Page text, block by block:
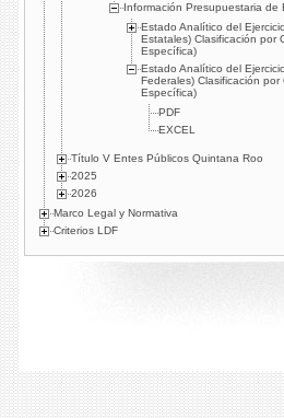
Información Presupuestaria de
Estado Analítico del
Estatales) Clasificación por
Específica)
Estado Analí­tico del
Federales) Clasificación
Específica)
PDF
EXCEL
Título V Entes Públicos Quintana Roo
2025
2026
Marco Legal y Normativa
Criterios LDF